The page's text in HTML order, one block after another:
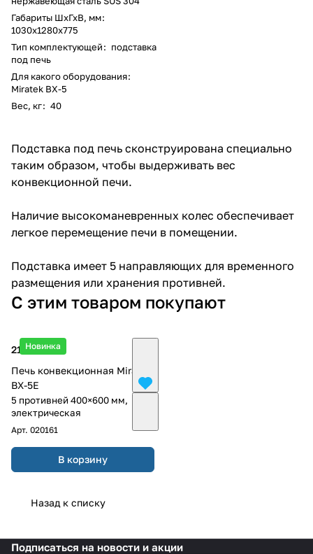
Габариты ШхГхВ, мм:
1030х1280х775
Тип комплектующей: подставка
под печь
Для какого оборудования:
Miratek BX-5
Вес, кг: 40
Подставка под печь сконструирована специально
таким образом, чтобы выдерживать вес
конвекционной печи.
Наличие высокоманевренных колес обеспечивает
легкое перемещение печи в помещении.
Подставка имеет 5 направляющих для временного
размещения или хранения противней.
С этим товаром покупают
Новинка
213 633 ₽
Печь конвекционная Miratek
BX-5E
5 противней 400×600 мм,
электрическая
Арт. 020161
В корзину
Назад к списку
Подписаться на новости и акции